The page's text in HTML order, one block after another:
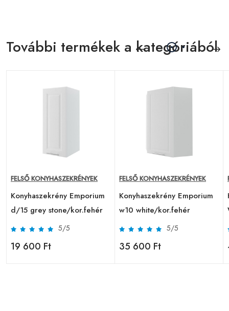
További termékek a kategóriából
FELSŐ KONYHASZEKRÉNYEK
Konyhaszekrény Emporium
d/15 grey stone/kor.fehér
5/5
19 600 Ft
FELSŐ KONYHASZEKRÉNYEK
Konyhaszekrény Emporium
w10 white/kor.fehér
5/5
35 600 Ft